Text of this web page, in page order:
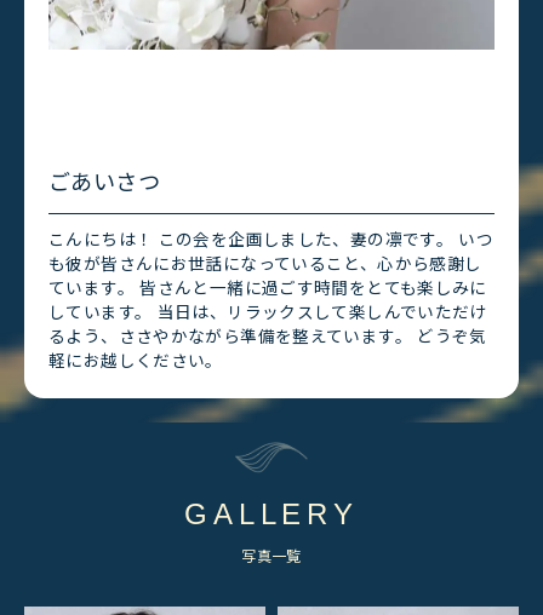
ごあいさつ
こんにちは！ この会を企画しました、妻の凛です。 いつ
も彼が皆さんにお世話になっていること、心から感謝し
ています。 皆さんと一緒に過ごす時間をとても楽しみに
しています。 当日は、リラックスして楽しんでいただけ
るよう、ささやかながら準備を整えています。 どうぞ気
軽にお越しください。
GALLERY
写真一覧